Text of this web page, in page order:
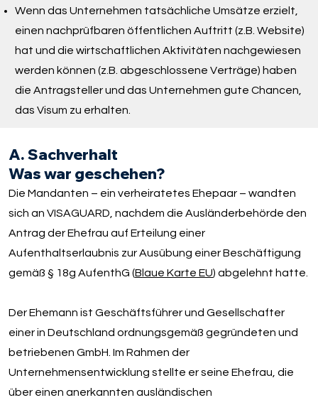
Wenn das Unternehmen tatsächliche Umsätze erzielt,
einen nachprüfbaren öffentlichen Auftritt (z.B. Website)
hat und die wirtschaftlichen Aktivitäten nachgewiesen
werden können (z.B. abgeschlossene Verträge) haben
die Antragsteller und das Unternehmen gute Chancen,
das Visum zu erhalten.
A. Sachverhalt
Was war geschehen?
Die Mandanten – ein verheiratetes Ehepaar – wandten
sich an VISAGUARD, nachdem die Ausländerbehörde den
Antrag der Ehefrau auf Erteilung einer
Aufenthaltserlaubnis zur Ausübung einer Beschäftigung
gemäß § 18g AufenthG (Blaue Karte EU) abgelehnt hatte.
Der Ehemann ist Geschäftsführer und Gesellschafter
einer in Deutschland ordnungsgemäß gegründeten und
betriebenen GmbH. Im Rahmen der
Unternehmensentwicklung stellte er seine Ehefrau, die
über einen anerkannten ausländischen